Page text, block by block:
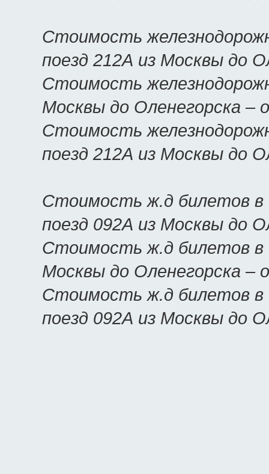
Стоимость
поезд 212А из Москвы до
Стоимость
Москвы до Оленегорска –
Стоимость
поезд 212А из Москвы до
Стоимость ж.д билетов в
поезд 092А из Москвы до
Стоимость ж.д билетов в
Москвы до Оленегорска –
Стоимость ж.д билетов в
поезд 092А из Москвы до